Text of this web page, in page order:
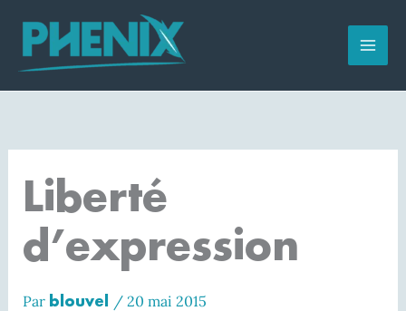
contenu
Liberté
d’expression
Par blouvel / 20 mai 2015